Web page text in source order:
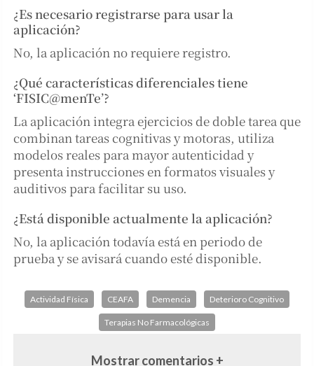
¿Es necesario registrarse para usar la
aplicación?
No, la aplicación no requiere registro.
¿Qué características diferenciales tiene
‘FISIC@menTe’?
La aplicación integra ejercicios de doble tarea que
combinan tareas cognitivas y motoras, utiliza
modelos reales para mayor autenticidad y
presenta instrucciones en formatos visuales y
auditivos para facilitar su uso.
¿Está disponible actualmente la aplicación?
No, la aplicación todavía está en periodo de
prueba y se avisará cuando esté disponible.
Actividad Física CEAFA Demencia Deterioro Cognitivo
Terapias No Farmacológicas
Mostrar comentarios +